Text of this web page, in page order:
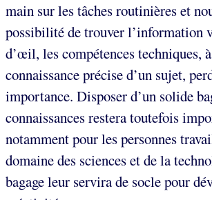
main sur les tâches routinières et
possibilité de trouver l’information
d’œil, les compétences techniques,
connaissance précise d’un sujet,
importance. Disposer d’un solide
connaissances restera toutefois
notamment pour les personnes
domaine des sciences et de la
bagage leur servira de socle pour